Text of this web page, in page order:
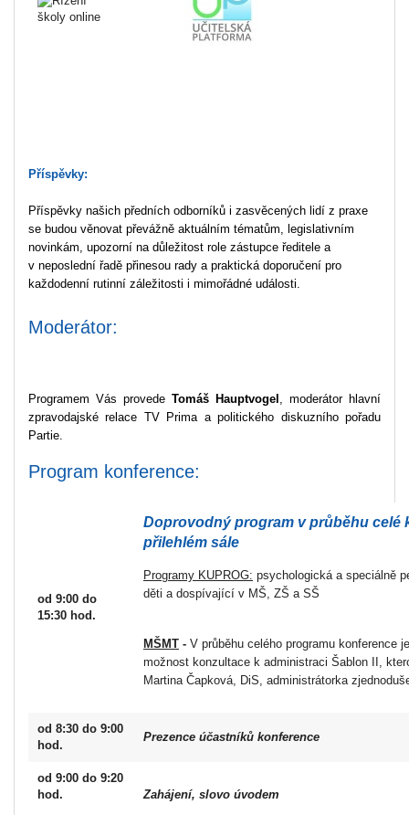
Příspěvky:
Příspěvky našich předních odborníků i zasvěcených lidí z praxe
se budou věnovat převážně aktuálním tématům, legislativním
novinkám, upozorní na důležitost role zástupce ředitele a
v neposlední řadě přinesou rady a praktická doporučení pro
každodenní rutinní záležitosti i mimořádné události.
Moderátor:
Programem Vás provede Tomáš Hauptvogel , moderátor hlavní
zpravodajské relace TV Prima a politického diskuzního pořadu
Partie.
Program konference:
od 9:00 do
15:30 hod.
Doprovodný program v průběhu celé
přilehlém sále
Programy KUPROG: psychologická a speciálně
děti a dospívající v MŠ, ZŠ a SŠ
MŠMT - V průběhu celého programu konference
možnost konzultace k administraci Šablon II,
Martina Čapková, DiS, administrátorka
od 8:30 do 9:00
hod.
Prezence účastníků konference
od 9:00 do 9:20
hod.
Zahájení, slovo úvodem